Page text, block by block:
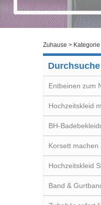
Zuhause > Kategorie
Entbeinen zum
Hochzeitskleid
BH-
Korsett machen
Hochzeitskleid
Band &